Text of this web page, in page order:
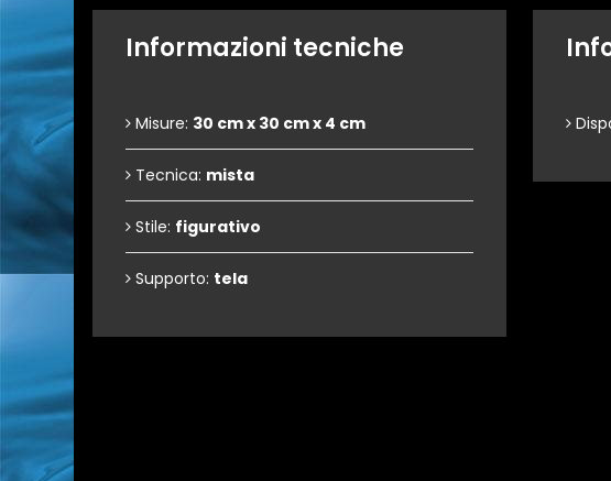
Informazioni tecniche
Misure: 30 cm x 30 cm x 4 cm
Tecnica: mista
Stile: figurativo
Supporto: tela